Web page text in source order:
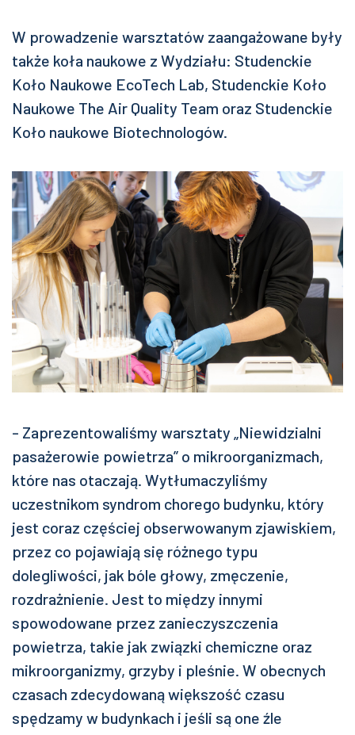
W prowadzenie warsztatów zaangażowane były
także koła naukowe z Wydziału: Studenckie
Koło Naukowe EcoTech Lab, Studenckie Koło
Naukowe The Air Quality Team oraz Studenckie
Koło naukowe Biotechnologów.
- Zaprezentowaliśmy warsztaty „Niewidzialni
pasażerowie powietrza” o mikroorganizmach,
które nas otaczają. Wytłumaczyliśmy
uczestnikom syndrom chorego budynku, który
jest coraz częściej obserwowanym zjawiskiem,
przez co pojawiają się różnego typu
dolegliwości, jak bóle głowy, zmęczenie,
rozdrażnienie. Jest to między innymi
spowodowane przez zanieczyszczenia
powietrza, takie jak związki chemiczne oraz
mikroorganizmy, grzyby i pleśnie. W obecnych
czasach zdecydowaną większość czasu
spędzamy w budynkach i jeśli są one źle